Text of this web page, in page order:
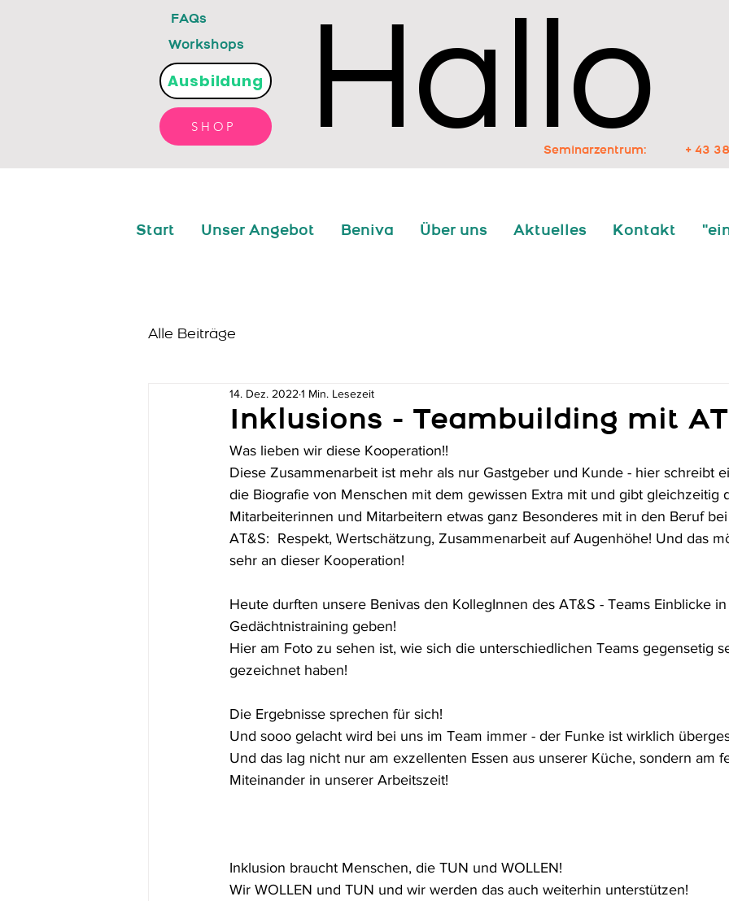
FAQs
Workshops
Ausbildung
SHOP
+ 43
Seminarzentrum:
Hallo
Hallo
Start Unser Angebot Beniva Über uns Aktuelles Kontakt
Alle Beiträge
Inklusions - Teambuilding mit
14. Dez. 2022 1 Min. Lesezeit
Was lieben wir diese Kooperation!!
Diese Zusammenarbeit ist mehr als nur Gastgeber und Kunde - hier schreibt
die Biografie von Menschen mit dem gewissen Extra mit und gibt gleichzeitig
Mitarbeiterinnen und Mitarbeitern etwas ganz Besonderes mit in den Beruf
AT&S:  Respekt, Wertschätzung, Zusammenarbeit auf Augenhöhe! Und das
sehr an dieser Kooperation!
Heute durften unsere Benivas den KollegInnen des AT&S - Teams Einblicke
Gedächtnistraining geben!
Hier am Foto zu sehen ist, wie sich die unterschiedlichen Teams gegensetig
gezeichnet haben!
Die Ergebnisse sprechen für sich!
Und sooo gelacht wird bei uns im Team immer - der Funke ist wirklich
Und das lag nicht nur am exzellenten Essen aus unserer Küche, sondern am
Miteinander in unserer Arbeitszeit!
Inklusion braucht Menschen, die TUN und WOLLEN!
Wir WOLLEN und TUN und wir werden das auch weiterhin unterstützen!